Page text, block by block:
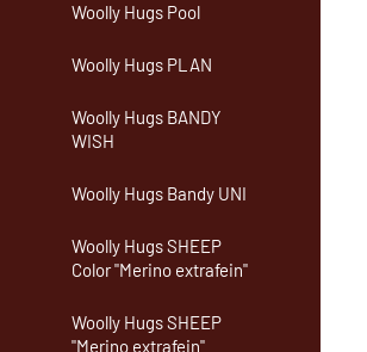
Woolly Hugs Pool
Woolly Hugs PLAN
Woolly Hugs BANDY
WISH
Woolly Hugs Bandy UNI
Woolly Hugs SHEEP
Color "Merino extrafein"
Woolly Hugs SHEEP
"Merino extrafein"